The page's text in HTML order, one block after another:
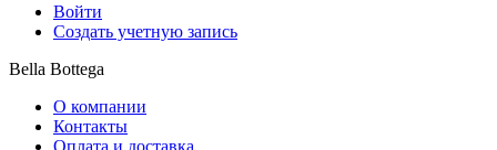
Войти
Создать учетную запись
Bella Bottega
О компании
Контакты
Оплата и доставка